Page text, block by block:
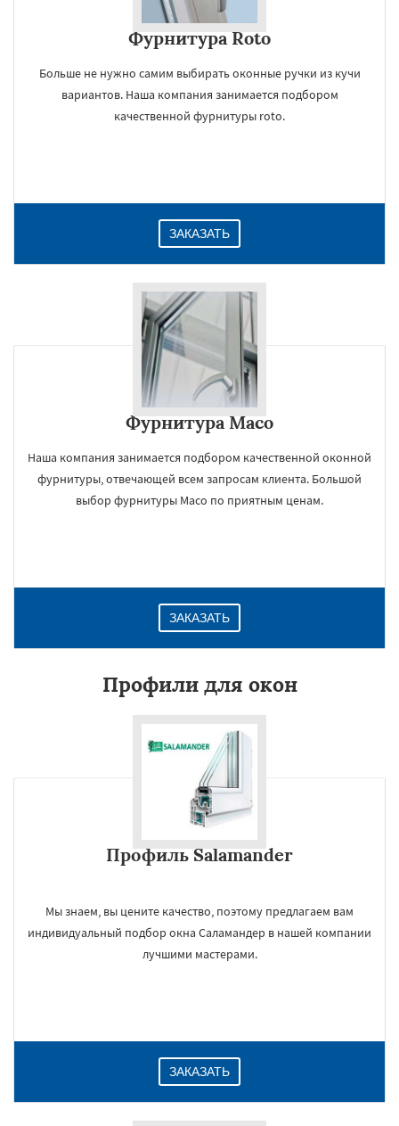
Фурнитура Roto
Больше не нужно самим выбирать оконные ручки из кучи
вариантов. Наша компания занимается подбором
качественной фурнитуры roto.
ЗАКАЗАТЬ
Фурнитура Maco
Наша компания занимается подбором качественной оконной
фурнитуры, отвечающей всем запросам клиента. Большой
выбор фурнитуры Maco по приятным ценам.
ЗАКАЗАТЬ
Профили для окон
Профиль Salamander
Мы знаем, вы цените качество, поэтому предлагаем вам
индивидуальный подбор окна Саламандер в нашей компании
лучшими мастерами.
ЗАКАЗАТЬ